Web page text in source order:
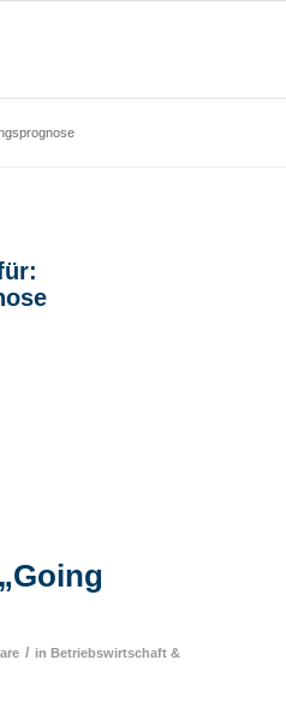
/ in Betriebswirtschaft &